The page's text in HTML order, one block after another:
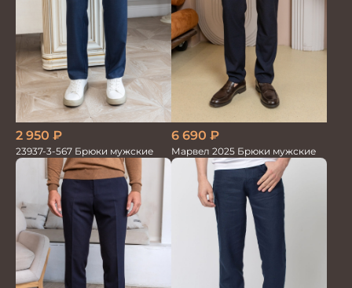
2 950 ₽
23937-3-567 Брюки мужские
6 690 ₽
Марвел 2025 Брюки мужские